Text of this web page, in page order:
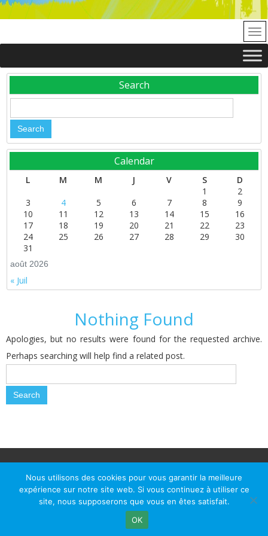
Search
Calendar
août 2026
L M M J V S
D
1
2
3
4 5 6 7 8
9
10
11 12 13 14 15
16
17
18 19 20 21 22
23
24
25 26 27 28 29
30
31
« Juil
Nothing Found
Apologies, but no results were found for the requested archive.
Perhaps searching will help find a related post.
Mairie du Passage d'Agen, BP 7, place du Général de Gaulle, 47520
Le Passage d'Agen - Téléphone: +33 5 53 77 18 77
Nous utilisons des cookies pour vous garantir la meilleure
expérience sur notre site web. Si vous continuez à utiliser ce
site, nous supposerons que vous en êtes satisfait.
OK